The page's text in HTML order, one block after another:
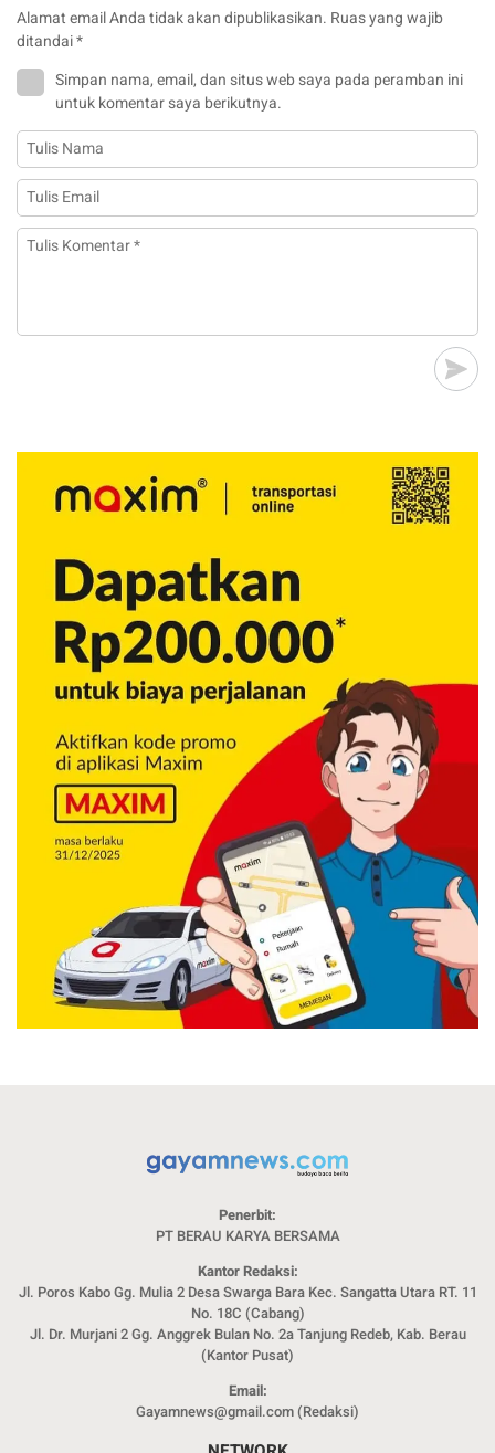
Alamat email Anda tidak akan dipublikasikan. Ruas yang wajib
ditandai*
Simpan nama, email, dan situs web saya pada peramban ini
untuk komentar saya berikutnya.
Penerbit:
PT BERAU KARYA BERSAMA
Kantor Redaksi:
Jl. Poros Kabo Gg. Mulia 2 Desa Swarga Bara Kec. Sangatta Utara RT. 11
No. 18C (Cabang)
Jl. Dr. Murjani 2 Gg. Anggrek Bulan No. 2a Tanjung Redeb, Kab. Berau
(Kantor Pusat)
Email:
Gayamnews@gmail.com (Redaksi)